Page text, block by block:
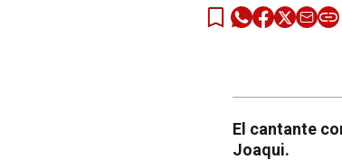
El cantante
Joaqui.